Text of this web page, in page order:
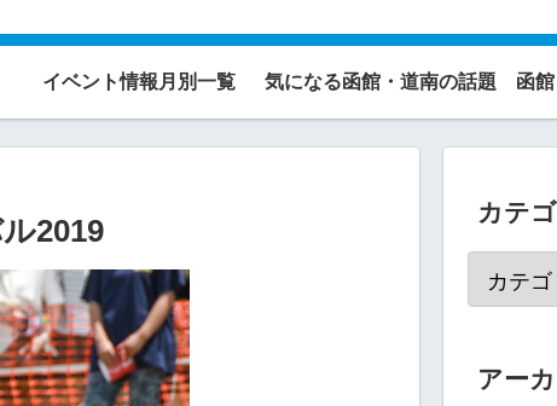
イベント情報月別一覧 気になる函館・道南の話題 函
2019
カテ
アー